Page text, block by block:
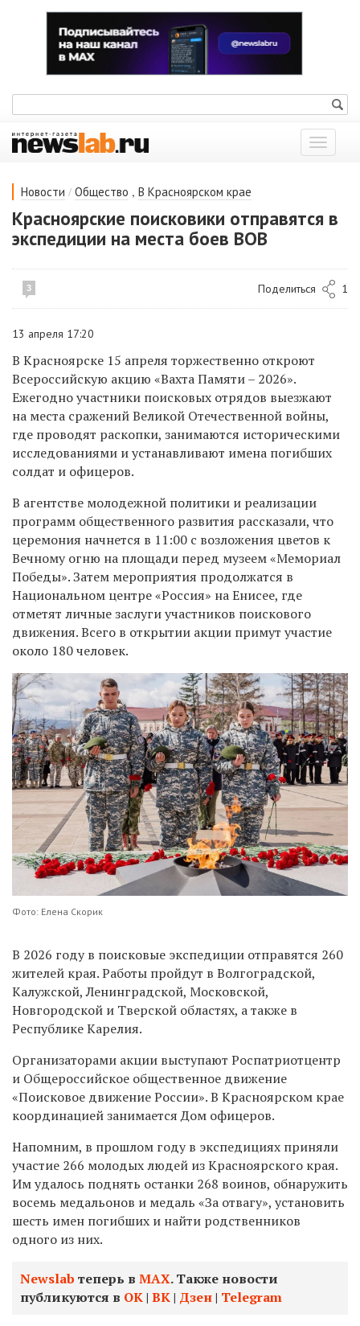
Показать
меню
Новости / Общество , В Красноярском крае
Красноярские поисковики отправятся в
экспедиции на места боев ВОВ
3 Поделиться 1
13 апреля 17:20
В Красноярске 15 апреля торжественно откроют
Всероссийскую акцию «Вахта Памяти – 2026».
Ежегодно участники поисковых отрядов выезжают
на места сражений Великой Отечественной войны,
где проводят раскопки, занимаются историческими
исследованиями и устанавливают имена погибших
солдат и офицеров.
В агентстве молодежной политики и реализации
программ общественного развития рассказали, что
церемония начнется в 11:00 с возложения цветов к
Вечному огню на площади перед музеем «Мемориал
Победы». Затем мероприятия продолжатся в
Национальном центре «Россия» на Енисее, где
отметят личные заслуги участников поискового
движения. Всего в открытии акции примут участие
около 180 человек.
Фото: Елена Скорик
В 2026 году в поисковые экспедиции отправятся 260
жителей края. Работы пройдут в Волгоградской,
Калужской, Ленинградской, Московской,
Новгородской и Тверской областях, а также в
Республике Карелия.
Организаторами акции выступают Роспатриотцентр
и Общероссийское общественное движение
«Поисковое движение России». В Красноярском крае
координацией занимается Дом офицеров.
Напомним, в прошлом году в экспедициях приняли
участие 266 молодых людей из Красноярского края.
Им удалось поднять останки 268 воинов, обнаружить
восемь медальонов и медаль «За отвагу», установить
шесть имен погибших и найти родственников
одного из них.
Newslab теперь в МАХ. Также новости
публикуются в ОК| ВК| Дзен| Telegram